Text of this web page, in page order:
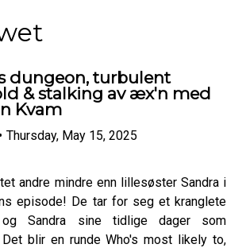
dungeon, turbulent
& stalking av æx'n med
Kvam
• Thursday, May 15, 2025
andre mindre enn lillesøster Sandra i
episode! De tar for seg et kranglete
og Sandra sine tidlige dager som
blir en runde Who's most likely to,